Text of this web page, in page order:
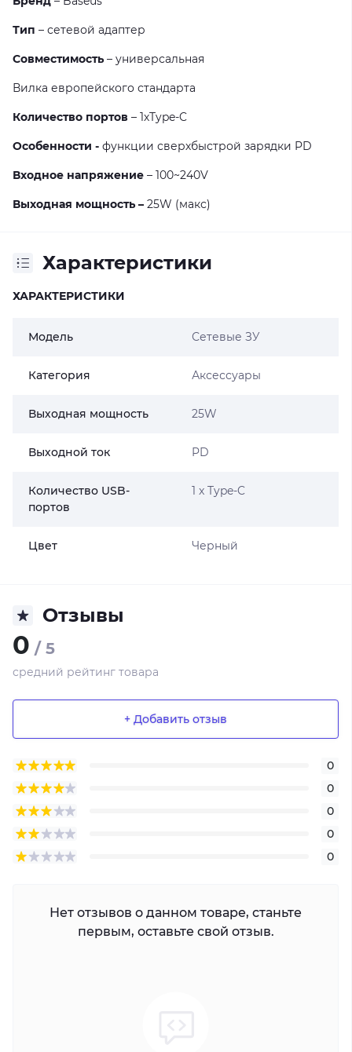
Тип – сетевой адаптер
Совместимость – универсальная
Вилка европейского стандарта
Количество портов – 1хType-C
Особенности - функции сверхбыстрой зарядки PD
Входное напряжение – 100~240V
Выходная мощность – 25W (макс)
Характеристики
ХАРАКТЕРИСТИКИ
Модель Сетевые ЗУ
Категория Аксессуары
Выходная мощность 25W
Выходной ток PD
Количество USB-
портов
1 x Type-C
Цвет Черный
Отзывы
0 / 5
средний рейтинг товара
+ Добавить отзыв
0
0
0
0
0
Нет отзывов о данном товаре, станьте
первым, оставьте свой отзыв.